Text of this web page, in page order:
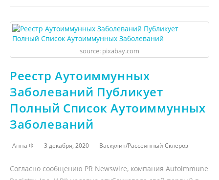
source: pixabay.com
Реестр Аутоиммунных
Заболеваний Публикует
Полный Список Аутоиммунных
Заболеваний
Анна Ф 3 декабря, 2020 Васкулит/Рассеянный Склероз
Согласно сообщению PR Newswire, компания Autoimmune